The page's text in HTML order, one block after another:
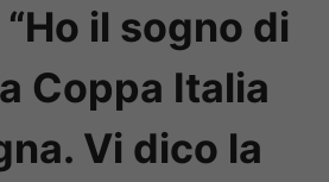
il sogno di
Coppa Italia
Vi dico la